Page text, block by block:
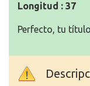
Longitud : 37
Perfecto, tu